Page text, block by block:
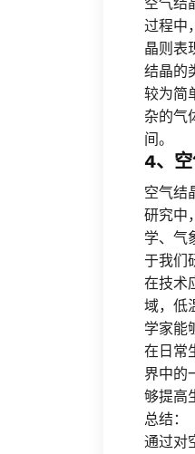
过程中
晶则表
结晶的
较为简
杂的气
间。
4、
空气结
研究中
学、气
于我们
在技术
域，低
学家能
在日常
界中的
够提高
总结：
通过对